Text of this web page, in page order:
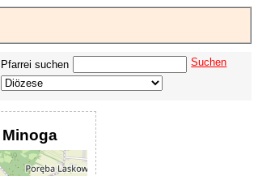
Pfarrei suchen Suchen
Minoga